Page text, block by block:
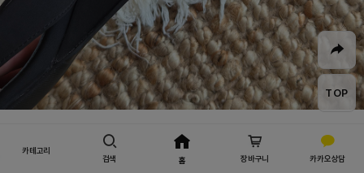
안정적인 5cm 웨지굽 미들힐
TOP
카테고리
검색
홈 장바구니 카카오상담